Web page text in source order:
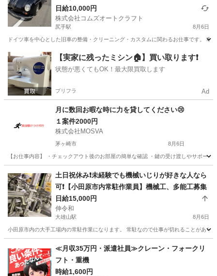
日給10,000円
株式会社コムズオートクラフト
尻手駅 8月6日
ドイツ車を中心とした旧車の整備・クリーニング・カスタムに関わるお仕事です。
横浜市 尻手駅 その他 ドイツ
【実家に残ったミシン🏠】買い取ります❗️
状態が悪くてもOK！最大限買取します
プリフラ Ad
月に数回お暇な時に力を貸してください😢
１案件2000円
株式会社MOSVA
茅ヶ崎市 8月6日
【お仕事内容】 ・チェックアウト後のお部屋の簡単な確認 ・鍵の受け渡しやサポー
茅ヶ崎市 その他 近隣
土日祝休み❗️未経験でも機械いじりが好きな人なら
可❗️【小田原市内常駐作業員】機械工、多能工募集
日給15,000円
伸令和
大雄山駅 8月6日
小田原市内の大手工場内の常駐作業になります。 常駐なので仕事が切れることがあ
大雄山駅 その他 多能工
≪月収35万円・派遣社員≫クレーン・フォークリ
フト・重機
時給1,600円